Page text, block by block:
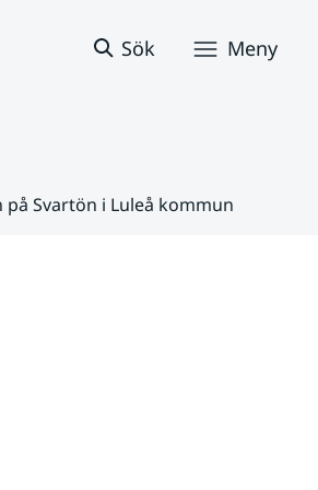
Sök Meny
Svartön i Luleå kommun